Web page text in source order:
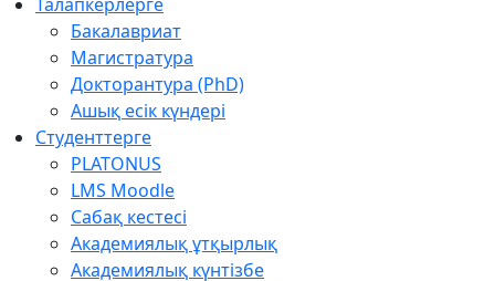
Бакалавриат
Магистратура
Докторантура (PhD)
Ашық есік күндері
Студенттерге
PLATONUS
LMS Moodle
Сабақ кестесі
Академиялық ұтқырлық
Академиялық күнтізбе